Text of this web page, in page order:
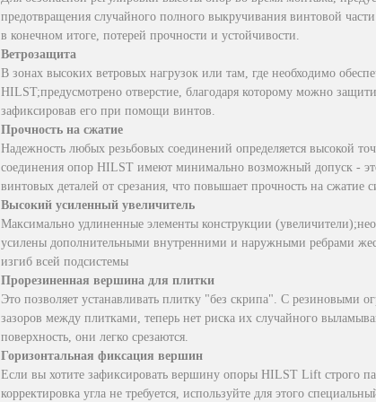
предотвращения случайного полного выкручивания винтовой
в конечном итоге, потерей прочности и устойчивости.
Ветрозащита
В зонах высоких ветровых нагрузок или там, где необходимо
HILST;предусмотрено отверстие, благодаря которому можно
зафиксировав его при помощи винтов.
Прочность на сжатие
Надежность любых резьбовых соединений определяется высокой
соединения опор HILST имеют минимально возможный допуск -
винтовых деталей от срезания, что повышает прочность на сжатие
Высокий усиленный увеличитель
Максимально удлиненные элементы конструкции
усилены дополнительными внутренними и наружными ребрами
изгиб всей подсистемы
Прорезиненная вершина для плитки
Это позволяет устанавливать плитку "без скрипа". С резиновыми
зазоров между плитками, теперь нет риска их случайного
поверхность, они легко срезаются.
Горизонтальная фиксация вершин
Если вы хотите зафиксировать вершину опоры HILST Lift строго
корректировка угла не требуется, используйте для этого